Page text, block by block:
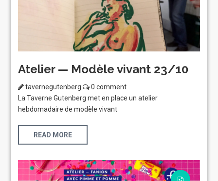
Atelier — Modèle vivant 23/10
tavernegutenberg
0 comment
La Taverne Gutenberg met en place un atelier
hebdomadaire de modèle vivant
READ MORE